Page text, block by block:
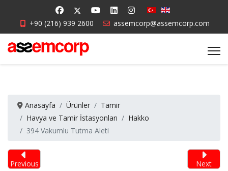
+90 (216) 939 2600 assemcorp@assemcorp.com
Anasayfa Ürünler
Tamir
Havya ve Tamir İstasyonları
Hakko
394 Vakumlu Tutma Aleti
Previous Next